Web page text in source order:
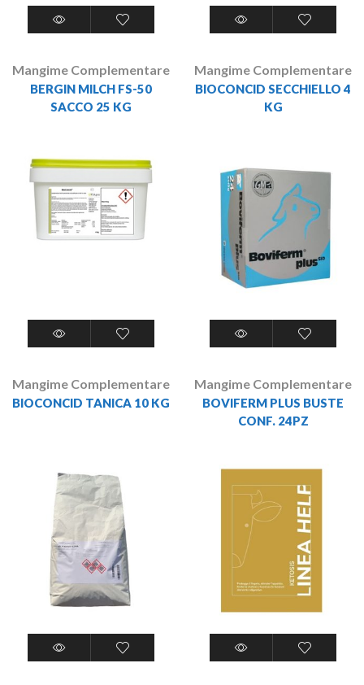
Mangime Complementare
BERGIN MILCH FS-50
SACCO 25 KG
Mangime Complementare
BIOCONCID SECCHIELLO 4
KG
Mangime Complementare
BIOCONCID TANICA 10 KG
Mangime Complementare
BOVIFERM PLUS BUSTE
CONF. 24PZ